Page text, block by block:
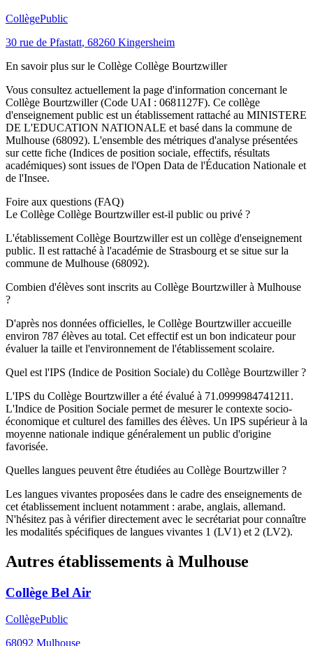
CollègePublic
30 rue de Pfastatt, 68260 Kingersheim
En savoir plus sur le Collège Collège Bourtzwiller
Vous consultez actuellement la page d'information concernant le
Collège Bourtzwiller(Code UAI : 0681127F). Ce collège
d'enseignement public est un établissement rattaché au MINISTERE
DE L'EDUCATION NATIONALE et basé dans la commune de
Mulhouse (68092). L'ensemble des métriques d'analyse présentées
sur cette fiche (Indices de position sociale, effectifs, résultats
académiques) sont issues de l'Open Data de l'Éducation Nationale et
de l'Insee.
Foire aux questions (FAQ)
Le Collège Collège Bourtzwiller est-il public ou privé ?
L'établissement Collège Bourtzwiller est un collège d'enseignement
public. Il est rattaché à l'académie de Strasbourg et se situe sur la
commune de Mulhouse (68092).
Combien d'élèves sont inscrits au Collège Bourtzwiller à Mulhouse
?
D'après nos données officielles, le Collège Bourtzwiller accueille
environ 787 élèves au total. Cet effectif est un bon indicateur pour
évaluer la taille et l'environnement de l'établissement scolaire.
Quel est l'IPS (Indice de Position Sociale) du Collège Bourtzwiller ?
L'IPS du Collège Bourtzwiller a été évalué à 71.0999984741211.
L'Indice de Position Sociale permet de mesurer le contexte socio-
économique et culturel des familles des élèves. Un IPS supérieur à la
moyenne nationale indique généralement un public d'origine
favorisée.
Quelles langues peuvent être étudiées au Collège Bourtzwiller ?
Les langues vivantes proposées dans le cadre des enseignements de
cet établissement incluent notamment : arabe, anglais, allemand.
N'hésitez pas à vérifier directement avec le secrétariat pour connaître
les modalités spécifiques de langues vivantes 1 (LV1) et 2 (LV2).
Autres établissements à Mulhouse
Collège Bel Air
CollègePublic
68092 Mulhouse